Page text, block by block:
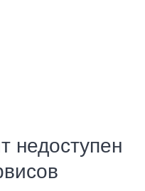
недоступен